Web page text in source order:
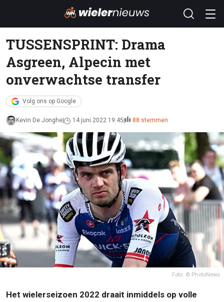
TUSSENSPRINT: Drama
Asgreen, Alpecin met
onverwachtse transfer
Volg ons op Google
Kevin De Jonghe 14 juni 2022 19:45 88 stemmen
Foto: © PhotoNews
Het wielerseizoen 2022 draait inmiddels op volle